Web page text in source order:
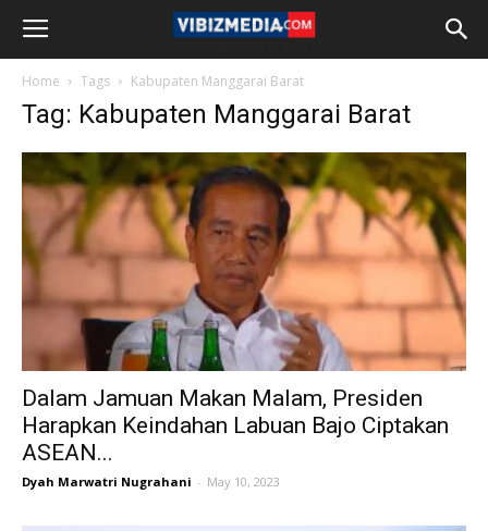
Home Tags Kabupaten Manggarai Barat
Tag: Kabupaten Manggarai Barat
Dalam Jamuan Makan Malam, Presiden
Harapkan Keindahan Labuan Bajo Ciptakan
ASEAN...
Dyah Marwatri Nugrahani - May 10, 2023